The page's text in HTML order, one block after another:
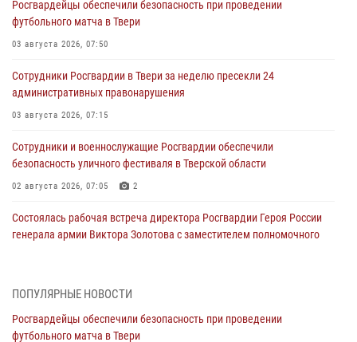
Росгвардейцы обеспечили безопасность при проведении
футбольного матча в Твери
03 августа 2026, 07:50
Сотрудники Росгвардии в Твери за неделю пресекли 24
административных правонарушения
03 августа 2026, 07:15
Сотрудники и военнослужащие Росгвардии обеспечили
безопасность уличного фестиваля в Тверской области
02 августа 2026, 07:05 2
Состоялась рабочая встреча директора Росгвардии Героя России
генерала армии Виктора Золотова с заместителем полномочного
31 июля 2026, 05:42 4
Росгвардейцы в Твери приняли участие в молебне, посвященном
Дню Крещения Руси
ПОПУЛЯРНЫЕ НОВОСТИ
Росгвардейцы обеспечили безопасность при проведении
футбольного матча в Твери